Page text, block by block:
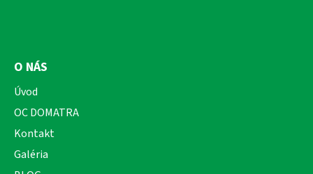
O NÁS
Úvod
OC DOMATRA
Kontakt
Galéria